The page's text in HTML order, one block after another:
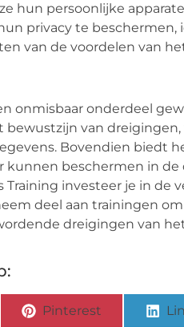
hun persoonlijke
privacy te
van de voordelen van
onmisbaar onderdeel
van
Bovendien biedt
kunnen beschermen in de
investeer je in de
deel aan trainingen
dreigingen van
Pinterest